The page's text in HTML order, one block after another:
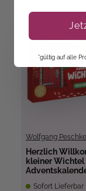
Wolfgang Peschke
Herzlich
kleiner Wichtel
Sofort Lieferbar
*gültig auf alle